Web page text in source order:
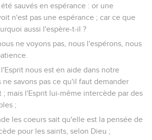
sauvés en espérance : or une
n'est pas une espérance ; car ce que
aussi l'espère-t-il ?
ne voyons pas, nous l'espérons, nous
nous est en aide dans notre
ne savons pas ce qu'il faut demander
mais l'Esprit lui-même intercède par des
;
les coeurs sait qu'elle est la pensée de
pour les saints, selon Dieu ;